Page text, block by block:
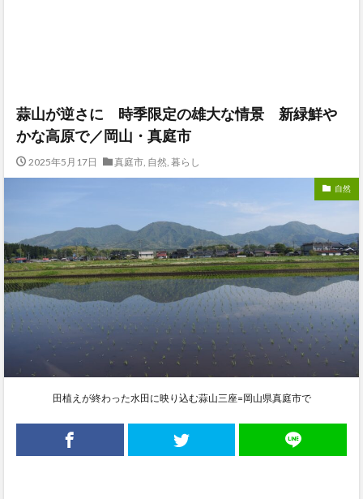
蒜山が逆さに 時季限定の雄大な情景 新緑鮮や
かな高原で／岡山・真庭市
2025年5月17日 真庭市 自然 暮らし
自然
田植えが終わった水田に映り込む蒜山三座=岡山県真庭市で